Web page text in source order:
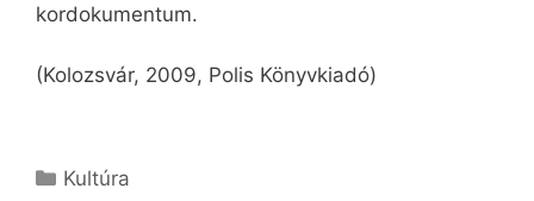
kordokumentum.
(Kolozsvár, 2009, Polis Könyvkiadó)
Kategória
Kultúra